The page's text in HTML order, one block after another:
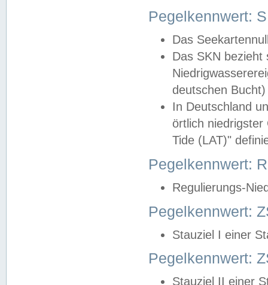
Pegelkennwert:
Das
Das SKN
deutschen
In Deutschland
örtlich
Tide (LAT)"
Pegelkennwert:
Regulierungs-
Pegelkennwert:
Stauziel I einer
Pegelkennwert:
Stauziel II einer